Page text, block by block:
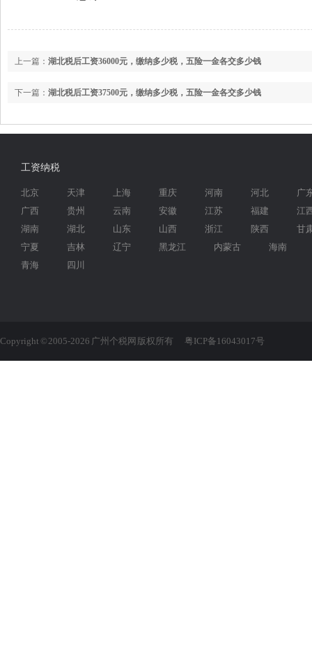
上一篇： 湖北税后工资36000元，缴纳多少税，五险一金各交多少钱
下一篇： 湖北税后工资37500元，缴纳多少税，五险一金各交多少钱
工资纳税
北京 天津 上海 重庆 河南 河北
广
广西
贵州 云南 安徽 江苏 福建
江
湖南
湖北 山东 山西 浙江 陕西
甘
宁夏
吉林 辽宁 黑龙江 内蒙古
海南
青海
四川
Copyright © 2005-2026 广州个税网 版权所有 粤ICP备16043017号